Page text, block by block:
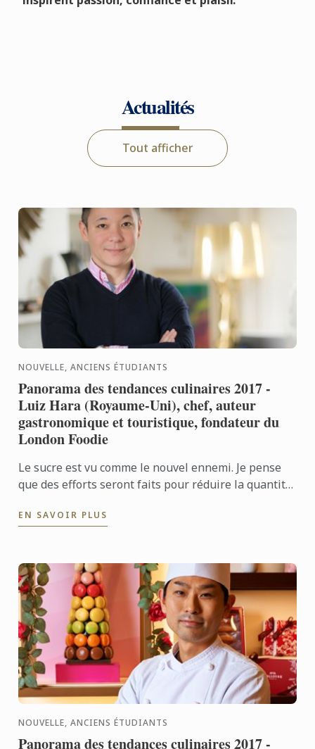
Actualités
Tout afficher
NOUVELLE, ANCIENS ÉTUDIANTS
Panorama des tendances culinaires 2017 -
Luiz Hara (Royaume-Uni), chef, auteur
gastronomique et touristique, fondateur du
London Foodie
Le sucre est vu comme le nouvel ennemi. Je pense
que des efforts seront faits pour réduire la quantité
sommes ...
EN SAVOIR PLUS
NOUVELLE, ANCIENS ÉTUDIANTS
Panorama des tendances culinaires 2017 -